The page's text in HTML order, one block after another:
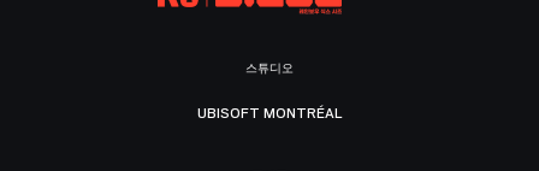
스튜디오
UBISOFT MONTRÉAL